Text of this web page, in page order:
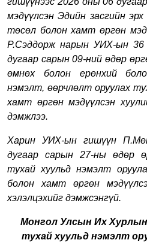
мэдүүлсэн Эдийн засгийн
төсөл болон хамт өргөн
Р.Сэддорж нарын УИХ-ын 36
дугаар сарын 09-ний өдөр
өмнөх болон ерөнхий
нэмэлт, өөрчлөлт оруулах
хамт өргөн мэдүүлсэн
дэмжлээ.
Харин УИХ-ын гишүүн
дугаар сарын 27-ны өдөр
тухай хуульд нэмэлт
болон хамт өргөн
хэлэлцэхийг дэмжсэнгүй.
Монгол Улсын Их
тухай хуульд нэмэлт